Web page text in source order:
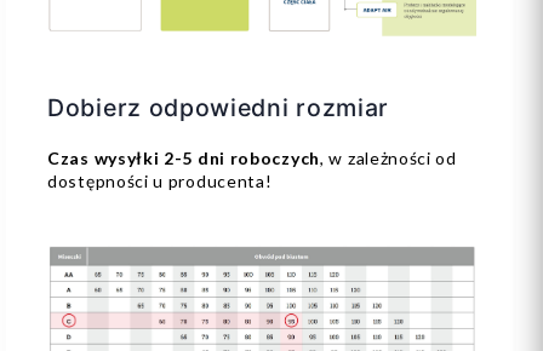
Dobierz odpowiedni rozmiar
Czas wysyłki 2-5 dni roboczych, w zależności od
dostępności u producenta!